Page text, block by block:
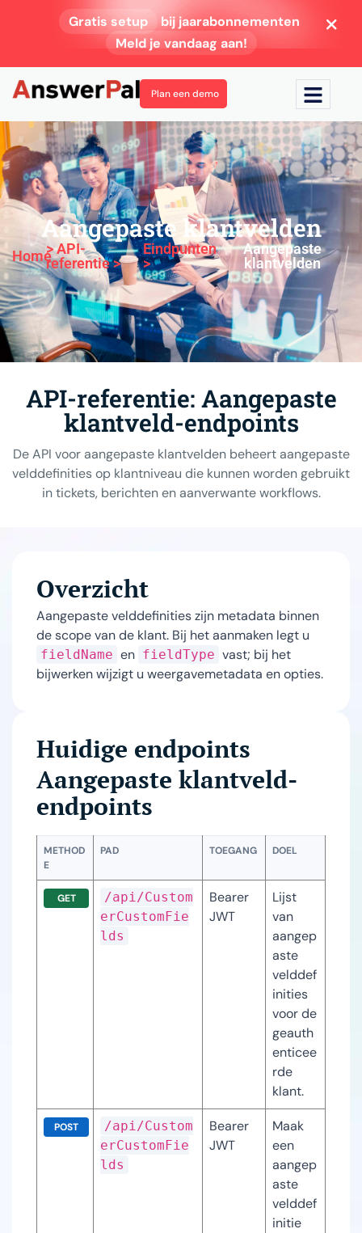
Gratis setup bij jaarabonnementen
Meld je vandaag aan!
Plan een demo
Aangepaste klantvelden
Home> API-
referentie >
Eindpunten
>
Aangepaste
klantvelden
API-referentie: Aangepaste
klantveld-endpoints
De API voor aangepaste klantvelden beheert aangepaste
velddefinities op klantniveau die kunnen worden gebruikt
in tickets, berichten en aanverwante workflows.
Overzicht
Aangepaste velddefinities zijn metadata binnen
de scope van de klant. Bij het aanmaken legt u
fieldName en fieldType vast; bij het
bijwerken wijzigt u weergavemetadata en opties.
Huidige endpoints
Aangepaste klantveld-
endpoints
METHOD
E
PAD TOEGANG DOEL
GET
/api/Custom
erCustomFie
lds
Bearer
JWT
Lijst
van
aangep
aste
velddef
inities
voor de
geauth
enticee
rde
klant.
POST
/api/Custom
erCustomFie
lds
Bearer
JWT
Maak
een
aangep
aste
velddef
initie